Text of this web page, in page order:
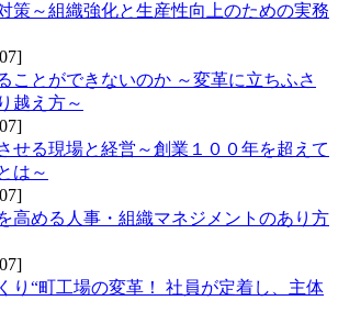
策～組織強化と生産性向上のための実務
ことができないのか ～変革に立ちふさ
越え方～
せる現場と経営～創業１００年を超えて
は～
高める人事・組織マネジメントのあり方
り“町工場の変革！ 社員が定着し、主体